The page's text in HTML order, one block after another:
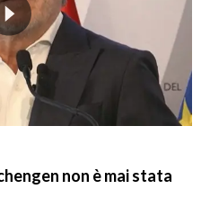
non è mai stata